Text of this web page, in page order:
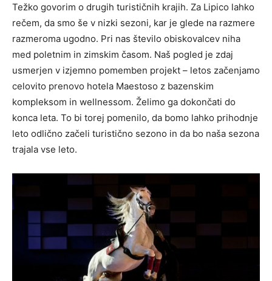
Težko govorim o drugih turističnih krajih. Za Lipico lahko
rečem, da smo še v nizki sezoni, kar je glede na razmere
razmeroma ugodno. Pri nas število obiskovalcev niha
med poletnim in zimskim časom. Naš pogled je zdaj
usmerjen v izjemno pomemben projekt – letos začenjamo
celovito prenovo hotela Maestoso z bazenskim
kompleksom in wellnessom. Želimo ga dokončati do
konca leta. To bi torej pomenilo, da bomo lahko prihodnje
leto odlično začeli turistično sezono in da bo naša sezona
trajala vse leto.